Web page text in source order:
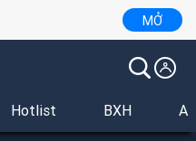
MỞ
Hotlist BXH